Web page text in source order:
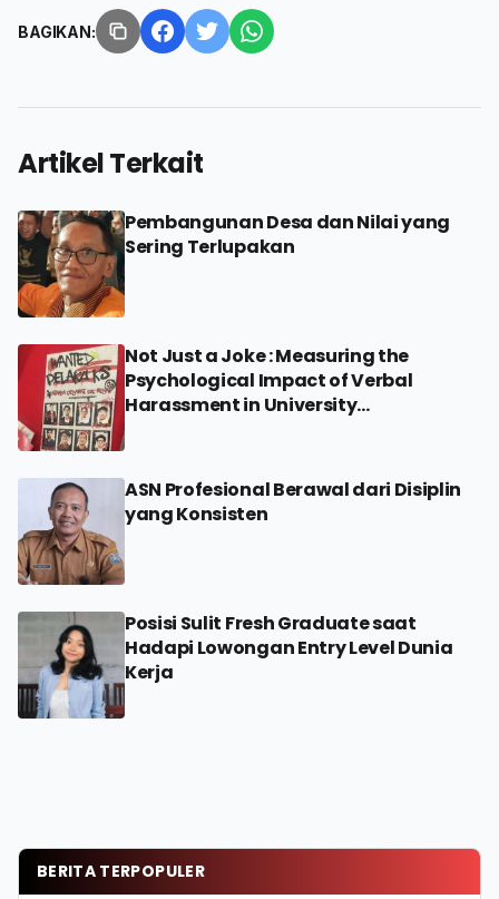
BAGIKAN:
Artikel Terkait
Pembangunan Desa dan Nilai yang
Sering Terlupakan
Not Just a Joke : Measuring the
Psychological Impact of Verbal
Harassment in University
ASN Profesional Berawal dari Disiplin
yang Konsisten
Posisi Sulit Fresh Graduate saat
Hadapi Lowongan Entry Level Dunia
Kerja
BERITA TERPOPULER